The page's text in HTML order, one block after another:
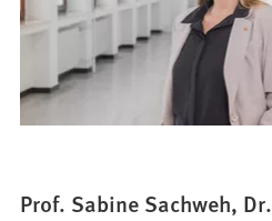
Prof. Sabine Sachweh, Dr.